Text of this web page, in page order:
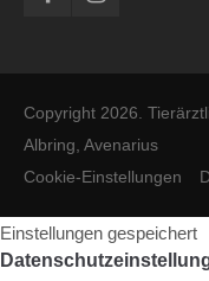
Copyright 2026.
Albring, Avenarius
Cookie-Einstellungen
Einstellungen gespeichert